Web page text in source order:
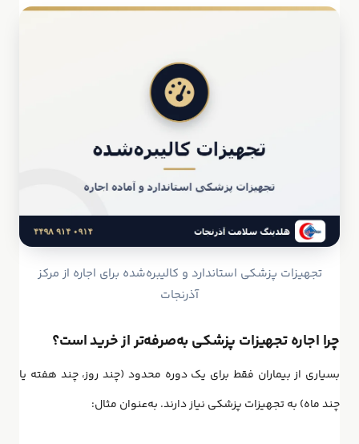
تجهیزات پزشکی استاندارد و کالیبره‌شده برای اجاره از مرکز
آذرنجات
چرا اجاره تجهیزات پزشکی به‌صرفه‌تر از خرید است؟
بسیاری از بیماران فقط برای یک دوره محدود (چند روز، چند هفته یا
چند ماه) به تجهیزات پزشکی نیاز دارند. به‌عنوان مثال: